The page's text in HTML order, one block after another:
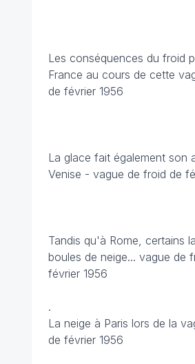
Les conséquences du froid
France au cours de cette
de février 1956
La glace fait également son
Venise - vague de froid de
Tandis qu'à Rome, certains
boules de neige... vague de
février 1956
.
La neige à Paris lors de la
de février 1956